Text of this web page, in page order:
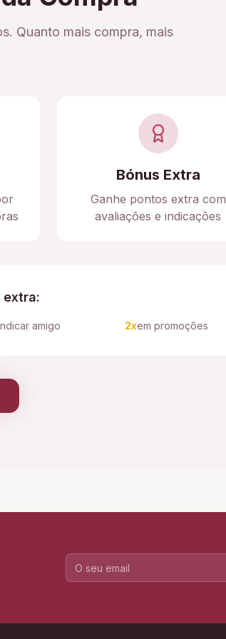
Quanto mais compra, mais
Bónus Extra
Ganhe pontos extra com
avaliações e indicações
extra:
amigo 2xem promoções